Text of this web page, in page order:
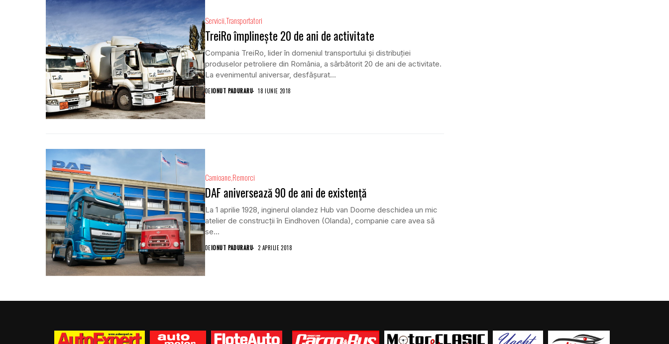
ServiciiTransportatori
TreiRo împlinește 20 de ani de activitate
Compania TreiRo, lider în domeniul transportului și distribuției
produselor petroliere din România, a sărbătorit 20 de ani de activitate.
La evenimentul aniversar, desfășurat...
DEIONUT PADURARU 18 IUNIE 2018
Camioane Remorci
DAF aniversează 90 de ani de existență
La 1 aprilie 1928, inginerul olandez Hub van Doorne deschidea un mic
atelier de construcții în Eindhoven (Olanda), companie care avea să
se...
DEIONUT PADURARU 2 APRILIE 2018